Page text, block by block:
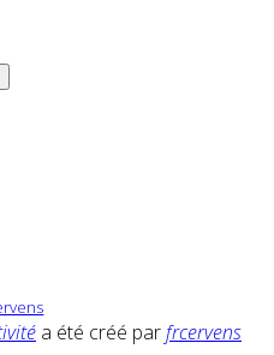
a été créé parfrcervens